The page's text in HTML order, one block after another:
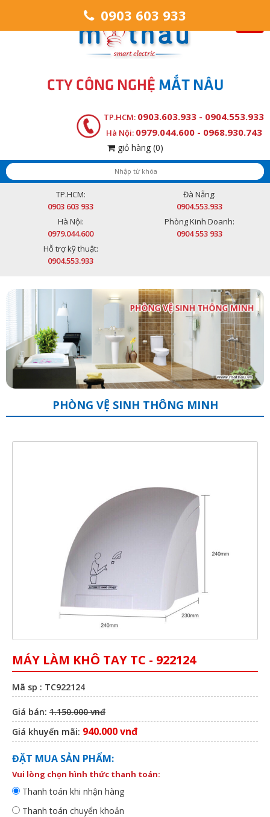
CTY CÔNG NGHỆ MẮT NÂU
TP.HCM: 0903.603.933 - 0904.553.933
Hà Nội: 0979.044.600 - 0968.930.743
giỏ hàng (0)
TP.HCM:
0903 603 933
Đà Nẵng:
0904.553.933
Hà Nội:
0979.044.600
Phòng Kinh Doanh:
0904 553 933
Hỗ trợ kỹ thuật:
0904.553.933
PHÒNG VỆ SINH THÔNG MINH
MÁY LÀM KHÔ TAY TC - 922124
Mã sp : TC922124
Giá bán: 1.150.000 vnđ
Giá khuyến mãi: 940.000 vnđ
ĐẶT MUA SẢN PHẨM:
Vui lòng chọn hình thức thanh toán:
Thanh toán khi nhận hàng
Thanh toán chuyển khoản
0903 603 933